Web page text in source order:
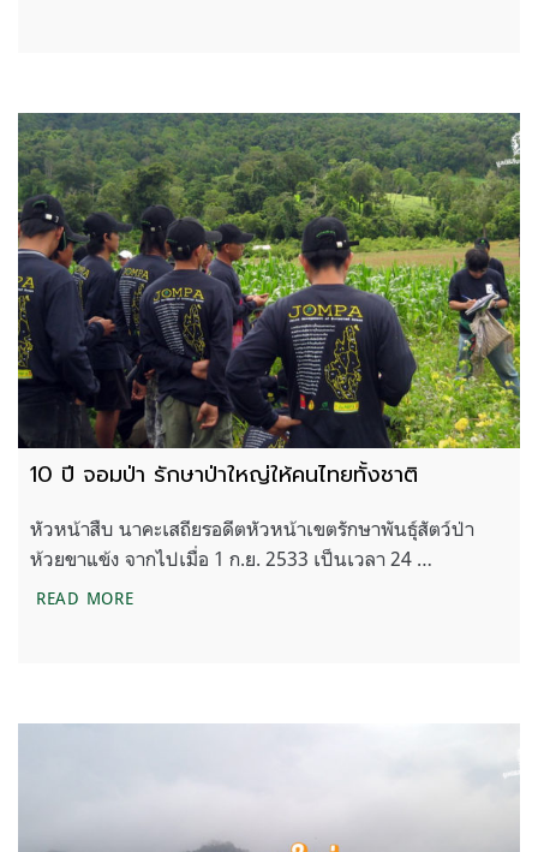
10 ปี จอมป่า รักษาป่าใหญ่ให้คนไทยทั้งชาติ
หัวหน้าสืบ นาคะเสถียรอดีตหัวหน้าเขตรักษาพันธุ์สัตว์ป่า
ห้วยขาแข้ง จากไปเมื่อ 1 ก.ย. 2533 เป็นเวลา 24 …
READ MORE10 ปี จอมป่า รักษาป่าใหญ่ให้คนไทยทั้งชาติ